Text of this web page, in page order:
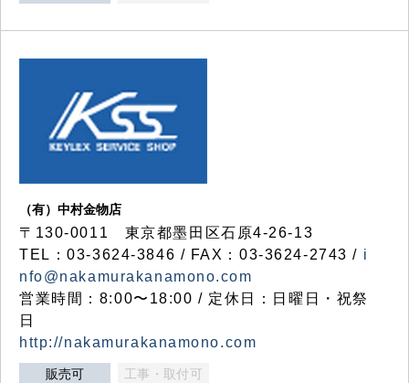
（有）中村金物店
〒130-0011 東京都墨田区石原4-26-13
TEL：03-3624-3846 / FAX：03-3624-2743 / i
nfo@nakamurakanamono.com
営業時間：8:00〜18:00 / 定休日：日曜日・祝祭
日
http://nakamurakanamono.com
販売可 工事・取付可